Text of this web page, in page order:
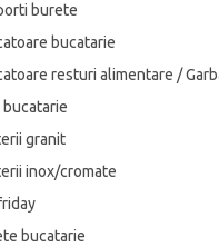
burete
bucatarie
resturi alimentare /
granit
inox/cromate
bucatarie